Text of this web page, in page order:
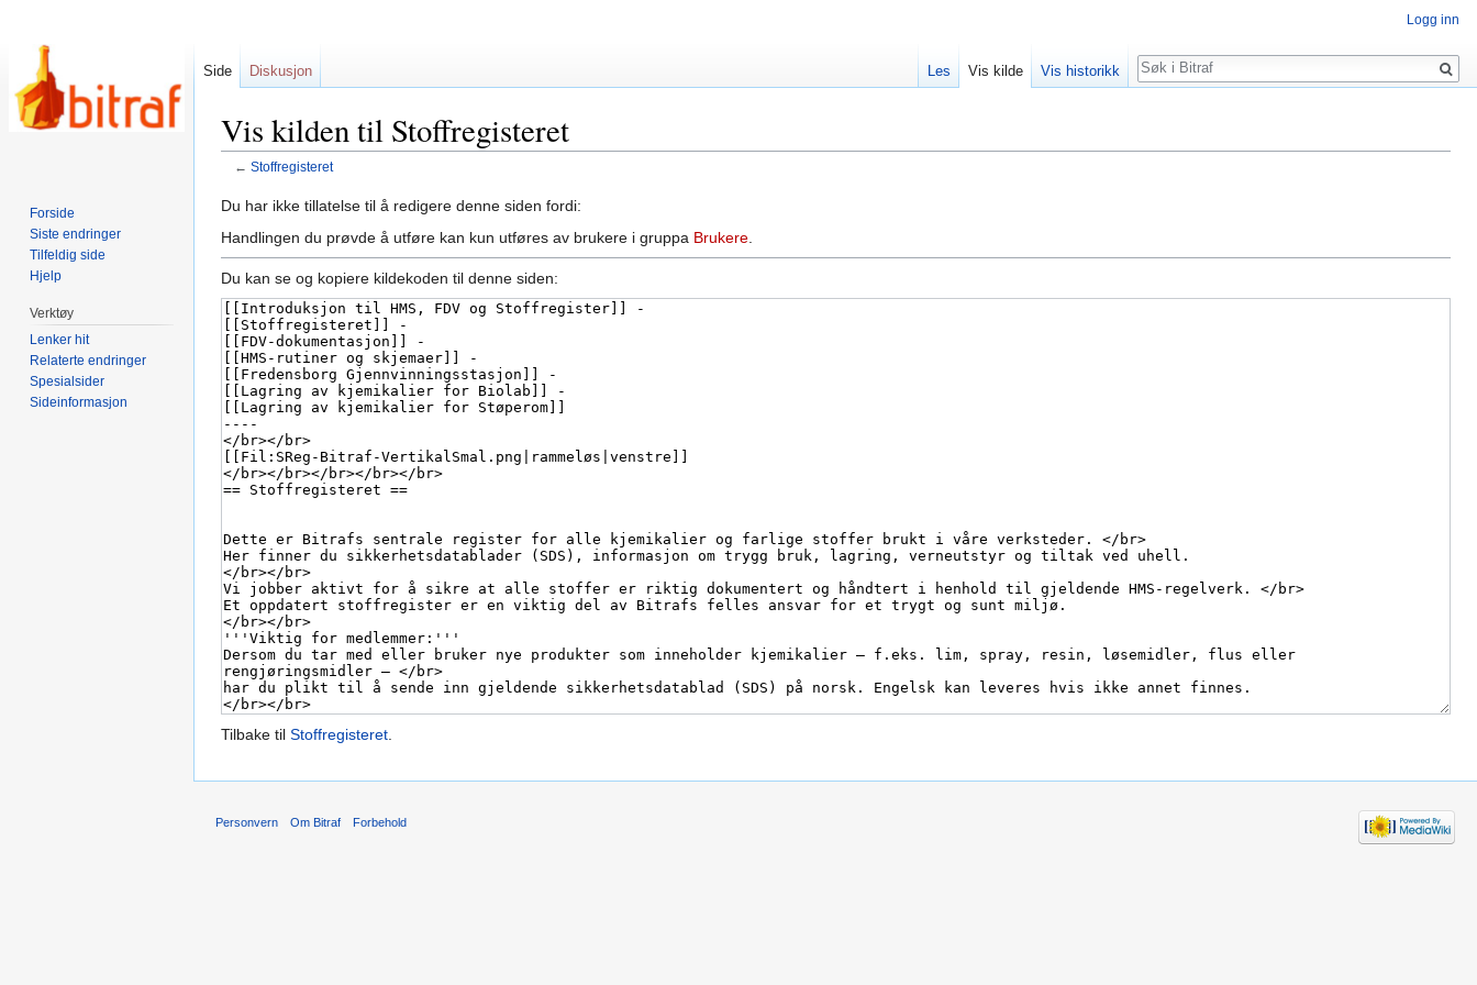
Vis kilden til Stoffregisteret
← Stoffregisteret
Hopp
til
Hopp
til
Du har ikke tillatelse til å redigere denne siden fordi:
Handlingen du prøvde å utføre kan kun utføres av brukere i gruppa Brukere
Du kan se og kopiere kildekoden til denne siden:
Tilbake til Stoffregisteret.
Logg inn
Side Diskusjon Les Vis kilde Vis historikk
Søk
Forside
Siste endringer
Tilfeldig side
Hjelp
Verktøy
Lenker hit
Relaterte endringer
Spesialsider
Sideinformasjon
Personvern Om Bitraf Forbehold